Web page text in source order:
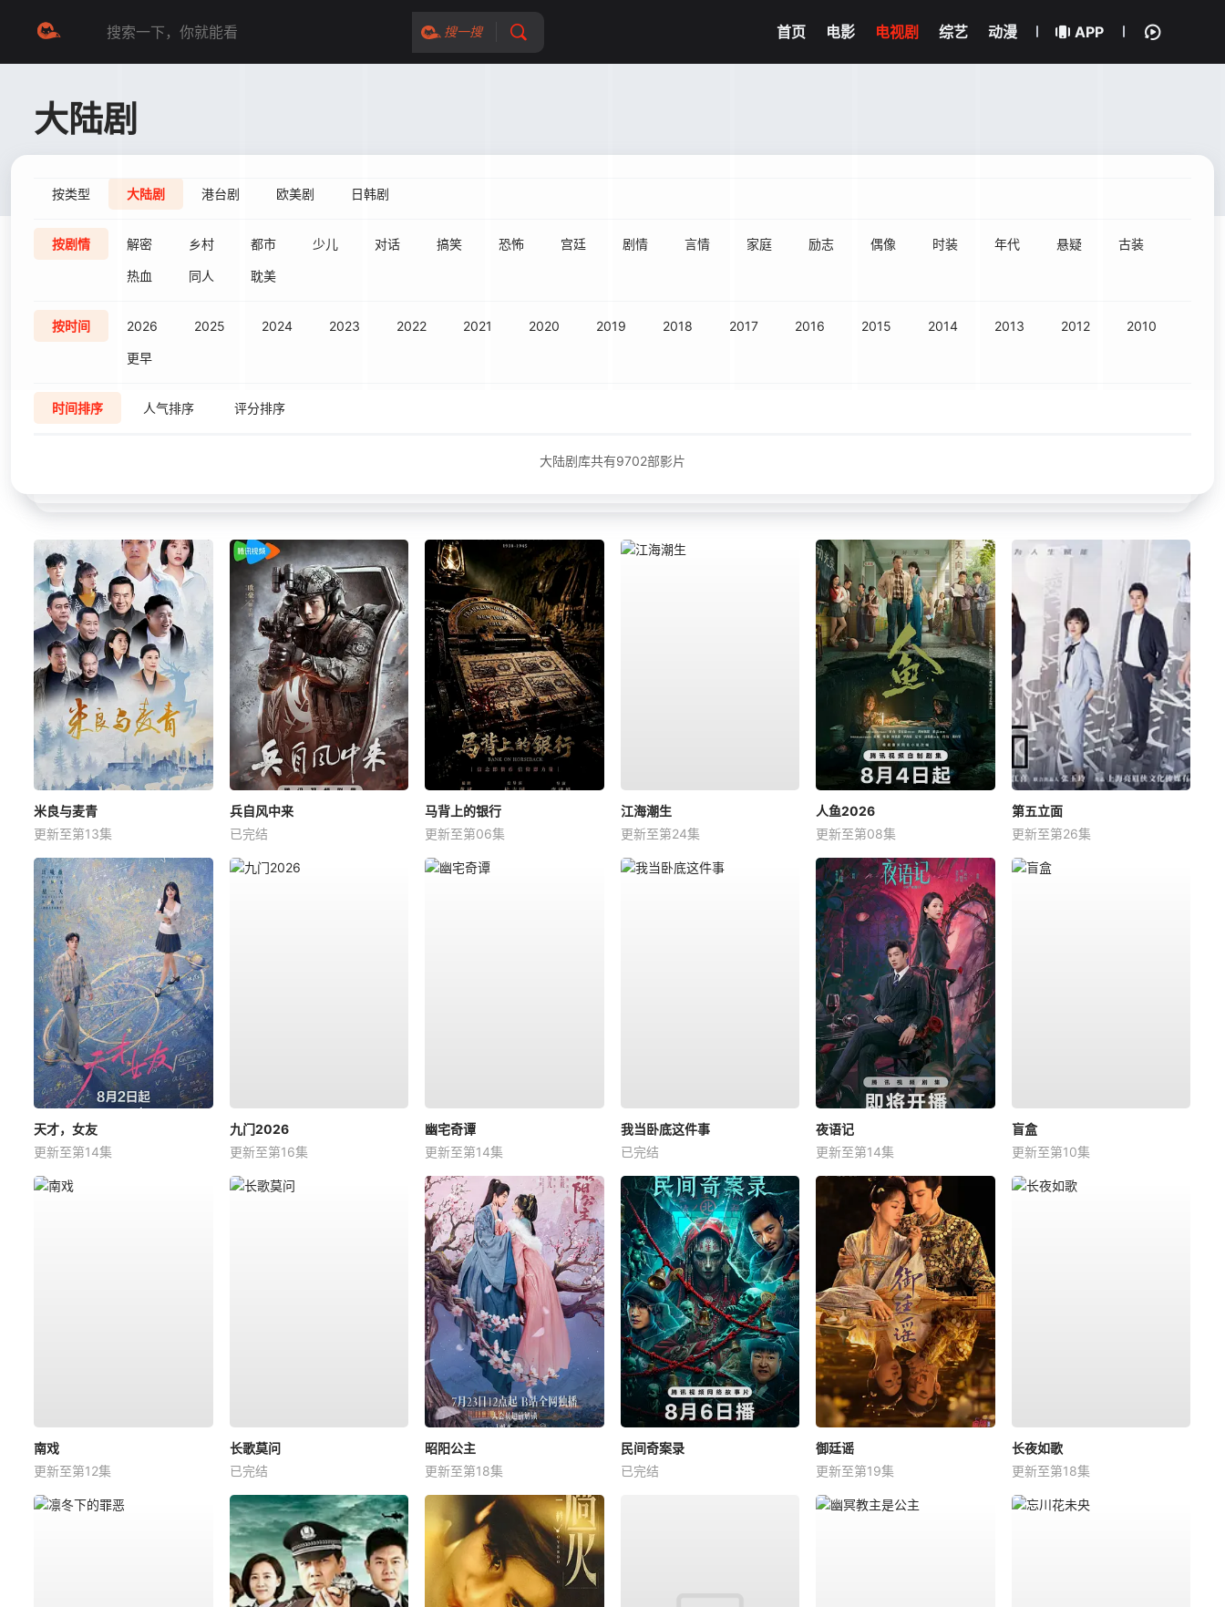
搜一搜 首页 电影 电视剧 综艺 动漫 APP
大陆剧
按类型 大陆剧 港台剧 欧美剧 日韩剧
按剧情 解密 乡村 都市 少儿 对话 搞笑 恐怖 宫廷 剧情 言情 家庭 励志 偶像 时装 年代 悬疑 古装
热血 同人 耽美
按时间 2026 2025 2024 2023 2022 2021 2020 2019 2018 2017 2016 2015 2014 2013 2012 2010
更早
时间排序 人气排序 评分排序
大陆剧库共有9702部影片
米良与麦青
更新至第13集
兵自风中来
已完结
马背上的银行
更新至第06集
江海潮生
更新至第24集
人鱼2026
更新至第08集
第五立面
更新至第26集
天才，女友
更新至第14集
九门2026
更新至第16集
幽宅奇谭
更新至第14集
我当卧底这件事
已完结
夜语记
更新至第14集
盲盒
更新至第10集
南戏
更新至第12集
长歌莫问
已完结
昭阳公主
更新至第18集
民间奇案录
已完结
御廷谣
更新至第19集
长夜如歌
更新至第18集